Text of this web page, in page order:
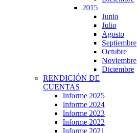
2015
Junio
Julio
Agosto
Septiembre
Octubre
Noviembre
Diciembre
RENDICIÓN DE
CUENTAS
Informe 2025
Informe 2024
Informe 2023
Informe 2022
Informe 2021